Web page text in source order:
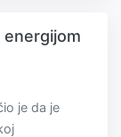
je da je